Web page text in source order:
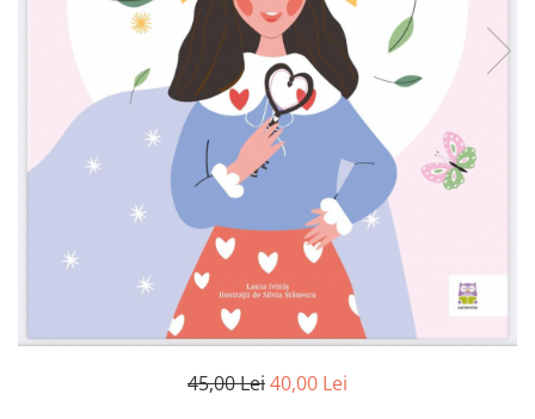
Știință si natură
Vârstă
0-2 ani
2-5 ani
Adulți
45,00 Lei40,00 Lei